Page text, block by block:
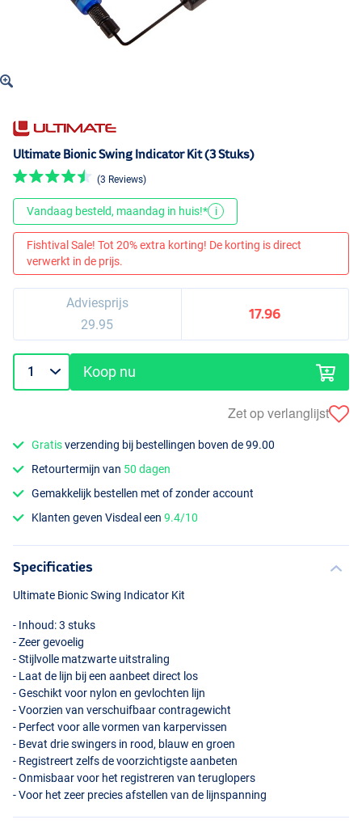
Ultimate Bionic Swing Indicator Kit (3 Stuks)
(3 Reviews)
Vandaag besteld, maandag in huis!* i
Fishtival Sale! Tot 20% extra korting! De korting is direct
verwerkt in de prijs.
Adviesprijs
29.95
17.96
Koop nu
Zet op verlanglijst
Gratisverzending bij bestellingen boven de 99.00
Retourtermijn van 50 dagen
Gemakkelijk bestellen met of zonder account
Klanten geven Visdeal een9.4/10
Specificaties
Ultimate Bionic Swing Indicator Kit
- Inhoud: 3 stuks
- Zeer gevoelig
- Stijlvolle matzwarte uitstraling
- Laat de lijn bij een aanbeet direct los
- Geschikt voor nylon en gevlochten lijn
- Voorzien van verschuifbaar contragewicht
- Perfect voor alle vormen van karpervissen
- Bevat drie swingers in rood, blauw en groen
- Registreert zelfs de voorzichtigste aanbeten
- Onmisbaar voor het registreren van teruglopers
- Voor het zeer precies afstellen van de lijnspanning